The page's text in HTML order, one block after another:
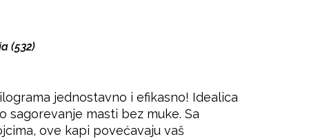
(532)
jednostavno i efikasno! Idealica
sagorevanje masti bez muke. Sa
ove kapi povećavaju vaš